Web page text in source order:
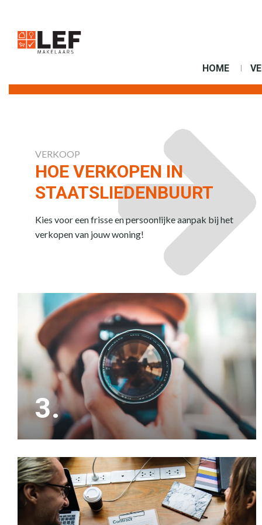
HOME
VERKOOP
HOE VERKOPEN IN
STAATSLIEDENBUURT
Kies voor een frisse en persoonlijke aanpak bij het
verkopen van jouw woning!
Het is slim om ons eerst jouw woning op waarde
te laten schatten, waarna wij zorgen voor
professionele beeldmateriaal om de verkoop te
3.